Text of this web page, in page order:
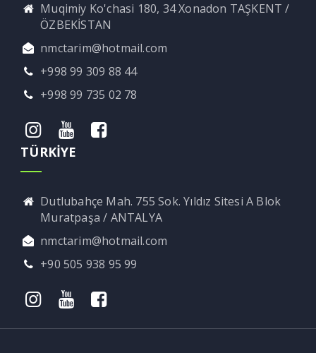
Muqimiy Ko'chasi 180, 34 Xonadon TAŞKENT /
ÖZBEKİSTAN
nmctarim@hotmail.com
+998 99 309 88 44
+998 99 735 02 78
TÜRKİYE
Dutlubahçe Mah. 755 Sok. Yıldız Sitesi A Blok
Muratpaşa / ANTALYA
nmctarim@hotmail.com
+90 505 938 95 99